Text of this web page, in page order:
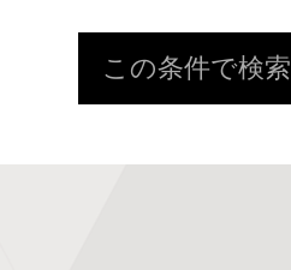
この条件で検索